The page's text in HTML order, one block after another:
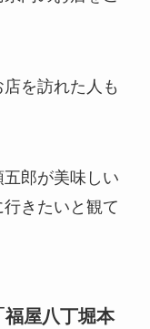
を訪れた人も
郎が美味しい
きたいと観て
屋八丁堀本